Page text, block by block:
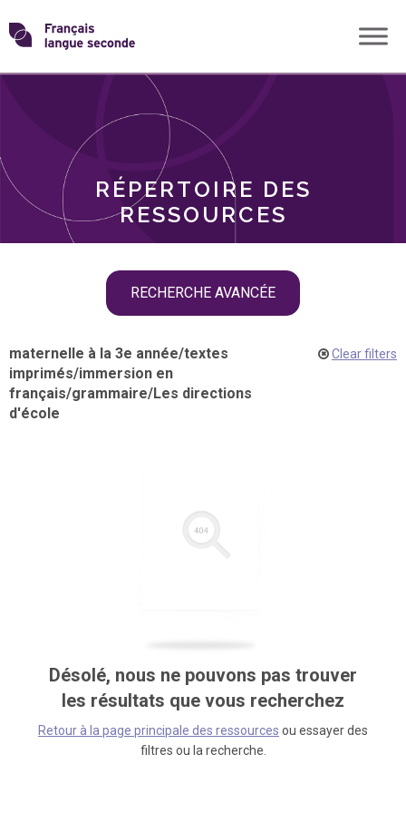
Skip
toTransformons
langue
RÉPERTOIRE DES
RESSOURCES
RECHERCHE AVANCÉE
THÈMES
maternelle à la 3e année/textes
imprimés/immersion en
français/grammaire/Les directions
d'école
Clear filters
Désolé, nous ne pouvons pas trouver
les résultats que vous recherchez
Retour à la page principale des ressources ou essayer des
filtres ou la recherche.